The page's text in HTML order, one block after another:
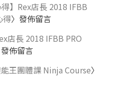
得】Rex店長 2018 IFBB
得〉發佈留言
店長 2018 IFBB PRO
佈留言
王團體課 Ninja Course〉